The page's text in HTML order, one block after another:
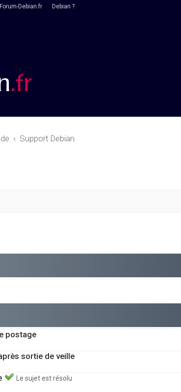
Forum-Debian.fr Debian ?
Support Debian
postage
sortie de veille
Le sujet est résolu